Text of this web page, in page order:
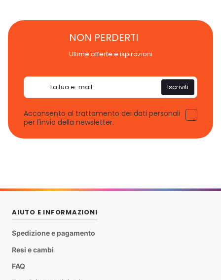
NON PERDERTI
Ultime offerte e ispirazioni
Iscriviti
Acconsento al trattamento dei dati personali
per l'invio della newsletter.
AIUTO E INFORMAZIONI
Spedizione e pagamento
Resi e cambi
FAQ